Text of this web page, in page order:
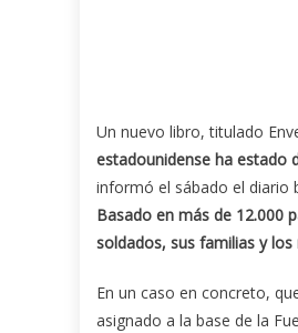
Un nuevo libro, titulado
estadounidense ha estado
informó el sábado el diario
Basado en más de 12.000
soldados, sus familias y
En un caso en concreto,
asignado a la base de la